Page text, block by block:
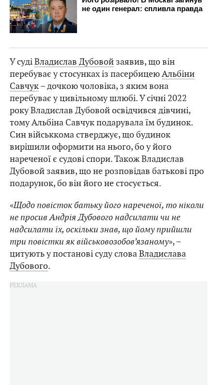
У судіВладислав Дубовой заявив, що він
перебуває у стосунках із пасербицеюАльбіни
Савчук– дочкою чоловіка, з яким вона
перебуває у цивільному шлюбі. У січні 2022
року Владислав Дубовой освідчився дівчині,
тому Альбіна Савчук подарувала їм будинок.
Син військкома стверджує, що будинок
вирішили оформити на нього, бо у його
нареченої є судові спори. Також Владислав
Дубовой заявив, що не розповідав батькові про
подарунок, бо він його не стосується.
«Щодо повісток батьку його нареченої, то ніколи
не просив Андрія Дубового надсилати чи не
надсилати їх, оскільки знав, що йому прийшли
три повістки як військовозобов’язаному», –
цитують у постанові суду словаВладислава
Дубового.